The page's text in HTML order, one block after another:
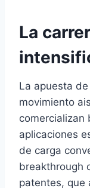
La
La apuesta
movimiento
comercializan
aplicaciones
de carga
breakthrough
patentes, que